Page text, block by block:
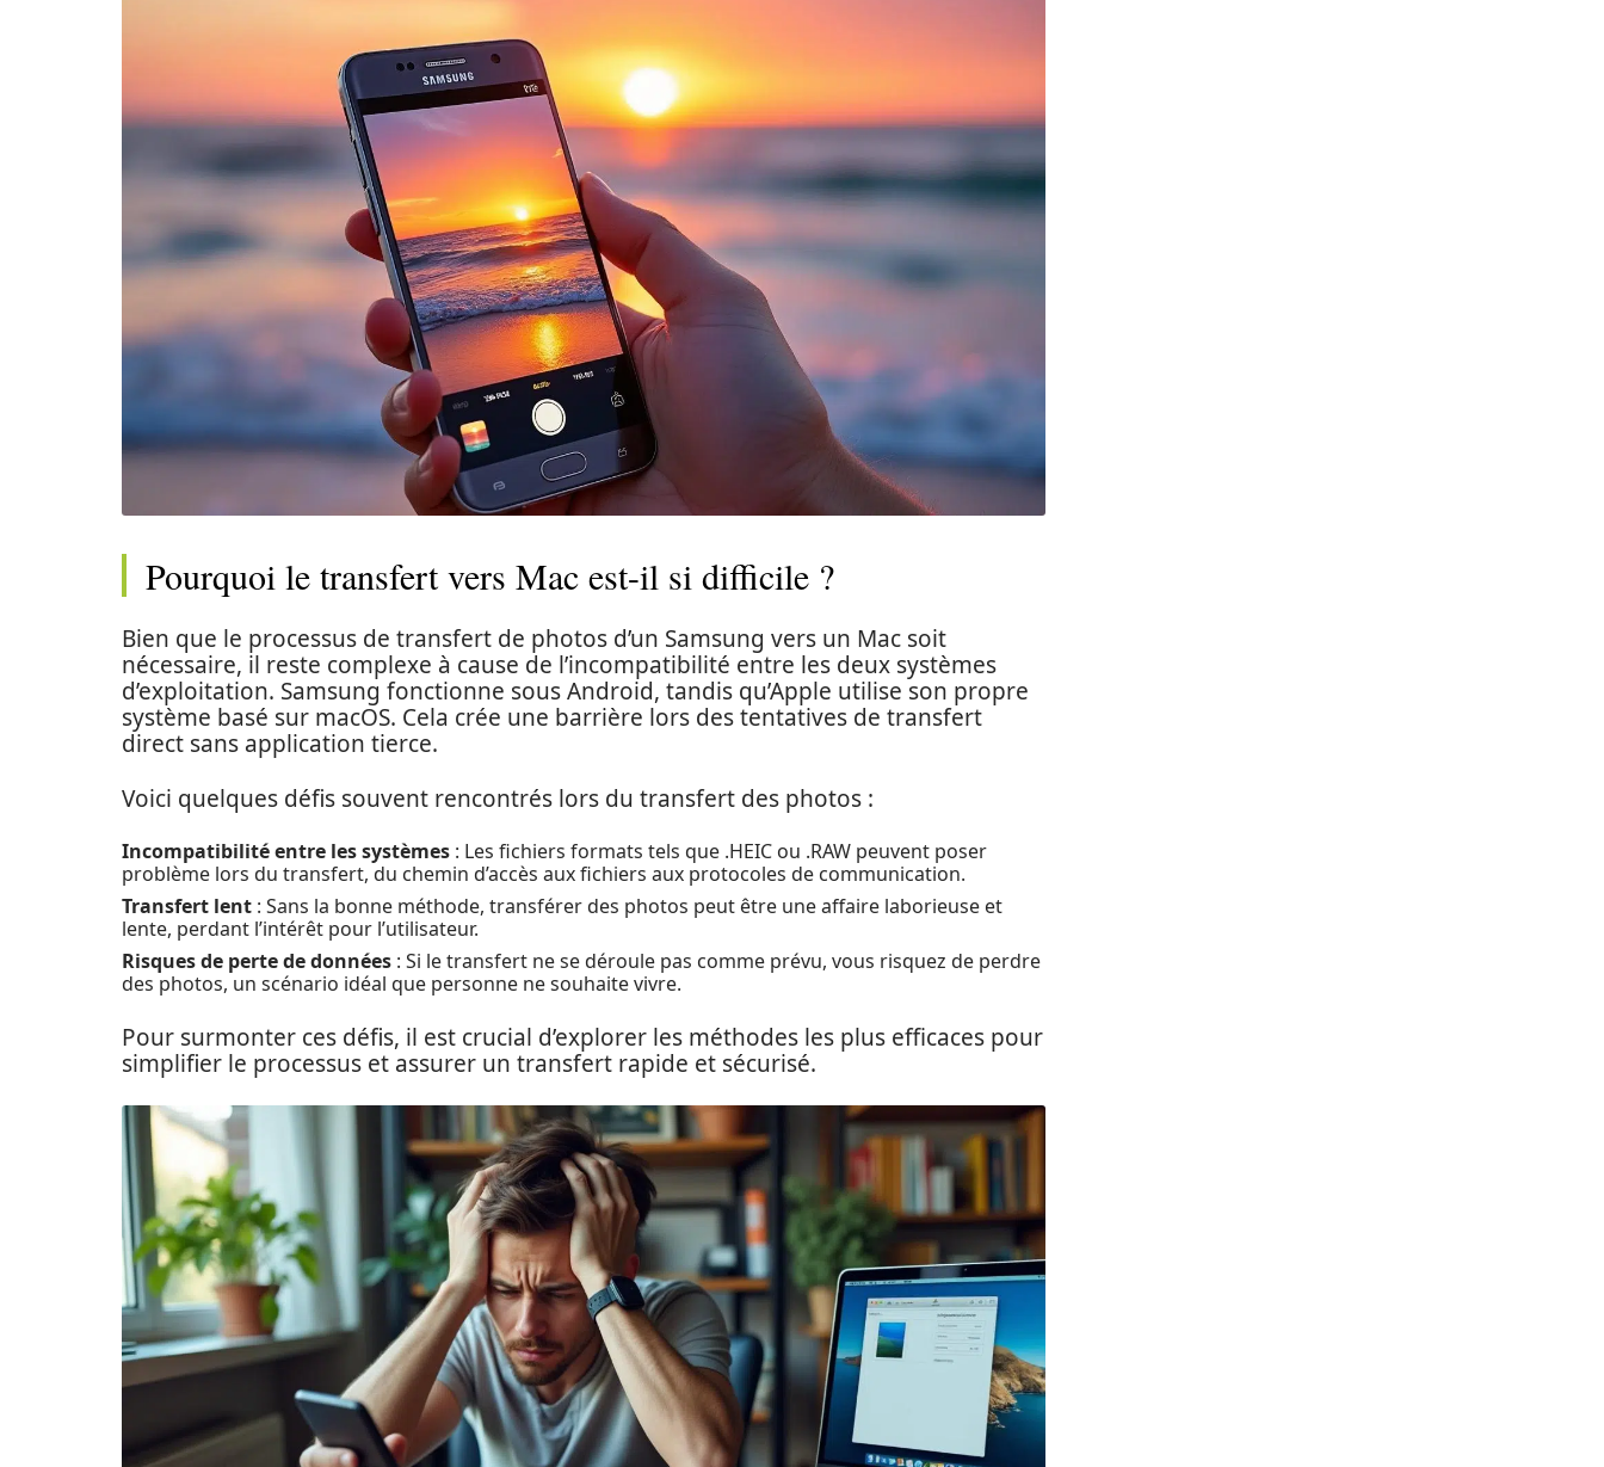
Pourquoi le transfert vers Mac est-il si difficile ?
Bien que le processus de transfert de photos d’un Samsung vers un Mac soit
nécessaire, il reste complexe à cause de l’incompatibilité entre les deux systèmes
d’exploitation. Samsung fonctionne sous Android, tandis qu’Apple utilise son propre
système basé sur macOS. Cela crée une barrière lors des tentatives de transfert
direct sans application tierce.
Voici quelques défis souvent rencontrés lors du transfert des photos :
Incompatibilité entre les systèmes : Les fichiers formats tels que .HEIC ou .RAW peuvent poser
problème lors du transfert, du chemin d’accès aux fichiers aux protocoles de communication.
Transfert lent : Sans la bonne méthode, transférer des photos peut être une affaire laborieuse et
lente, perdant l’intérêt pour l’utilisateur.
Risques de perte de données : Si le transfert ne se déroule pas comme prévu, vous risquez de perdre
des photos, un scénario idéal que personne ne souhaite vivre.
Pour surmonter ces défis, il est crucial d’explorer les méthodes les plus efficaces pour
simplifier le processus et assurer un transfert rapide et sécurisé.